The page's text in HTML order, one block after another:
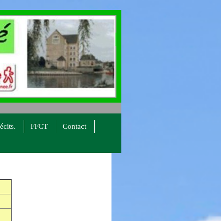
FFCT Contact